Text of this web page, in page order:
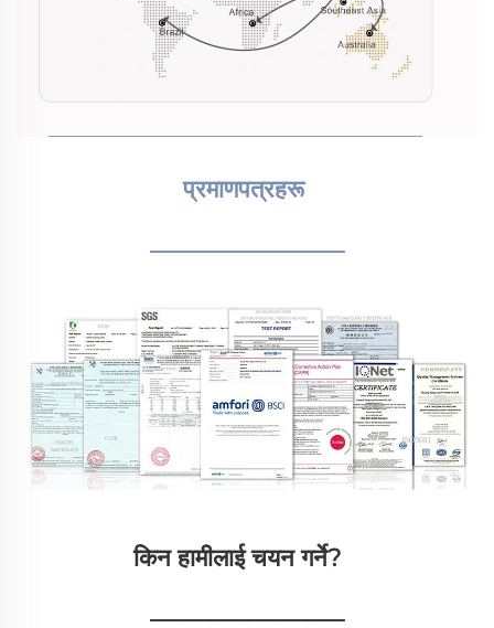
प्रमाणपत्रहरू
________________
किन हामीलाई चयन गर्ने?
________________